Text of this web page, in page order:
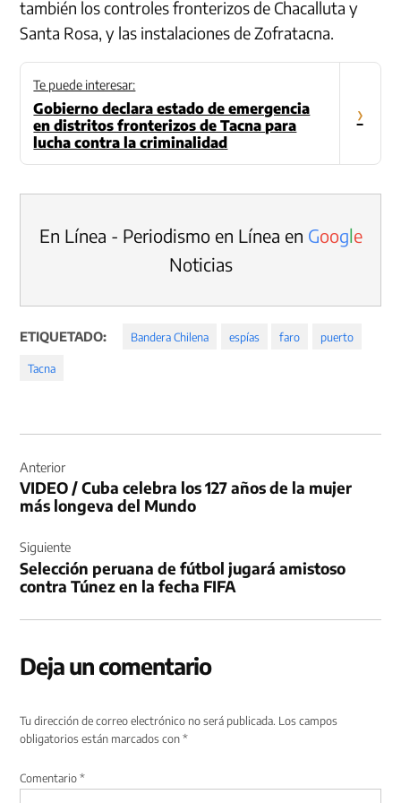
también los controles fronterizos de Chacalluta y
Santa Rosa, y las instalaciones de Zofratacna.
Te puede interesar:
Gobierno declara estado de emergencia
en distritos fronterizos de Tacna para
lucha contra la criminalidad
›
En Línea - Periodismo en Línea en Google
Noticias
ETIQUETADO: Bandera Chilena espías faro puerto
Tacna
de
entradas
Anterior
VIDEO / Cuba celebra los 127 años de la mujer
más longeva del Mundo
Siguiente
Selección peruana de fútbol jugará amistoso
contra Túnez en la fecha FIFA
Deja un comentario
Tu dirección de correo electrónico no será publicada. Los campos
obligatorios están marcados con*
Comentario*